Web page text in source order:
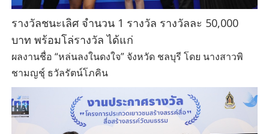
รางวัลชนะเลิศ จำนวน 1 รางวัล รางวัลละ 50,000
บาท พร้อมโล่รางวัล ได้แก่
ผลงานชื่อ “หล่นลงในดงใจ” จังหวัด ชลบุรี โดย นางสาวพิ
ชามญชุ์ ธวัลรัตน์โภคิน